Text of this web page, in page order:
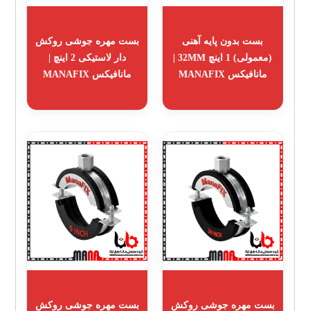
بست بدون پایه آهنی
(معمولی) 1 اینچ 32MM |
مانافیکس MANAFIX
بست مهره جوشی روکش
دار لاستیکی 2 اینچ |
مانافیکس MANAFIX
بست مهره جوشی روکش
بست مهره جوشی روکش